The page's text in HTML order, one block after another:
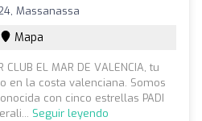
Massanassa
Mapa
EL MAR DE VALENCIA, tu
en la costa valenciana. Somos
con cinco estrellas PADI
Seguir leyendo